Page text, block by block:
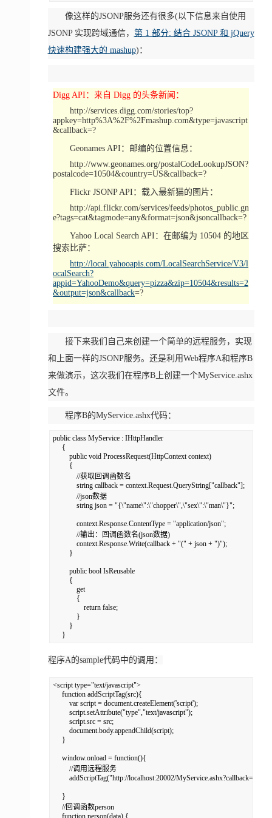
像这样的JSONP服务还有很多(以下信息来自使用
JSONP 实现跨域通信， 第 1 部分: 结合 JSONP 和 jQuery
快速构建强大的 mashup)：
Digg API：来自 Digg 的头条新闻：
http://services.digg.com/stories/top?
appkey=http%3A%2F%2Fmashup.com&type=javascript
&callback=?
Geonames API：邮编的位置信息：
http://www.geonames.org/postalCodeLookupJSON?
postalcode=10504&country=US&callback=?
Flickr JSONP API：载入最新猫的图片：
http://api.flickr.com/services/feeds/photos_public.gn
e?tags=cat&tagmode=any&format=json&jsoncallback=?
Yahoo Local Search API：在邮编为 10504 的地区
搜索比萨：
http://local.yahooapis.com/LocalSearchService/V3/l
ocalSearch?
appid=YahooDemo&query=pizza&zip=10504&results=2
&output=json&callback=?
接下来我们自己来创建一个简单的远程服务，实现
和上面一样的JSONP服务。还是利用Web程序A和程序B
来做演示，这次我们在程序B上创建一个MyService.ashx
文件。
程序B的MyService.ashx代码：
public class MyService : IHttpHandler
{
public void ProcessRequest(HttpContext context)
{
//获取回调函数名
string callback = context.Request.QueryString["callback"];
//json数据
string json = "{\"name\":\"chopper\",\"sex\":\"man\"}";
context.Response.ContentType = "application/json";
//输出：回调函数名(json数据)
context.Response.Write(callback + "(" + json + ")");
}
public bool IsReusable
{
get
{
return false;
}
}
}
程序A的sample代码中的调用：
<script type="text/javascript">
function addScriptTag(src){
var script = document.createElement('script');
script.setAttribute("type","text/javascript");
script.src = src;
document.body.appendChild(script);
}
window.onload = function(){
//调用远程服务
addScriptTag("http://localhost:20002/
}
//回调函数person
function person(data) {